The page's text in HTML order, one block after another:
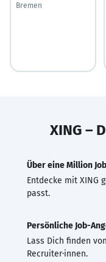
Bremen
XING –
Über eine Million
Entdecke mit XING
passt.
Persönliche Job-
Lass Dich finden
Recruiter·innen.